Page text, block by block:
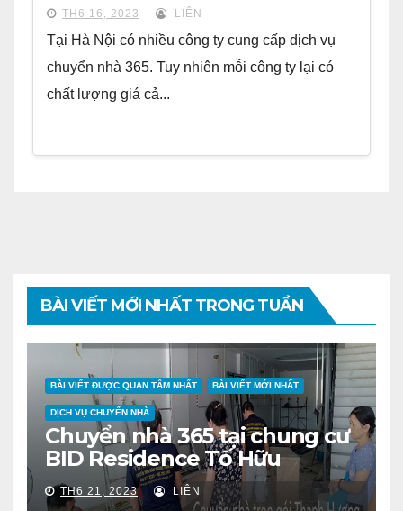
TH6 16, 2023 LIÊN
Tại Hà Nội có nhiều công ty cung cấp dịch vụ
chuyển nhà 365. Tuy nhiên mỗi công ty lại có
chất lượng giá cả...
BÀI VIẾT MỚI NHẤT TRONG TUẦN
BÀI VIẾT ĐƯỢC QUAN TÂM NHẤT BÀI VIẾT MỚI NHẤT
DỊCH VỤ CHUYỂN NHÀ
Chuyển nhà 365 tại chung cư
BID Residence Tố Hữu
TH6 21, 2023 LIÊN